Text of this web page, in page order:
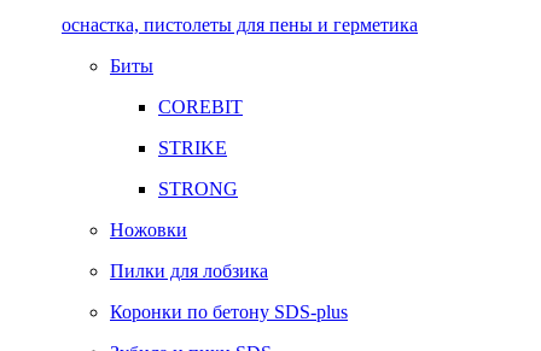
оснастка, пистолеты для пены и герметика
Биты
COREBIT
STRIKE
STRONG
Ножовки
Пилки для лобзика
Коронки по бетону SDS-plus